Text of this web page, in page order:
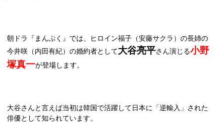
朝ドラ『まんぷく』では、ヒロイン福子（安藤サクラ）の長姉の
今井咲（内田有紀）の婚約者として大谷亮平さん演じる小野
塚真一が登場します。
大谷さんと言えば当初は韓国で活躍して日本に「逆輸入」された
俳優として知られています。